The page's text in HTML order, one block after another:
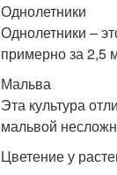
Однолетники
Однолетники –
примерно за 2,5
Мальва
Эта культура
мальвой
Цветение у